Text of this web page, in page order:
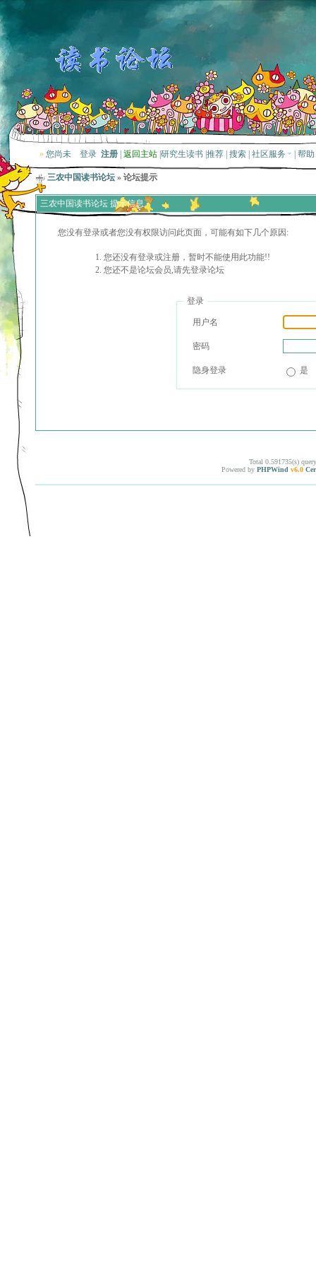
» 您尚未 登录 注册 返回主站 研究生读书 推荐 搜索 社区服务 帮助
三农中国读书论坛 » 论坛提示
三农中国读书论坛 提示信息
您没有登录或者您没有权限访问此页面，可能有如下几个原因:
您还没有登录或注册，暂时不能使用此功能!!
您还不是论坛会员,请先登录论坛
登录
用户名
密码
隐身登录 是
Total 0.591735(s)
Powered by PHPWind v6.0